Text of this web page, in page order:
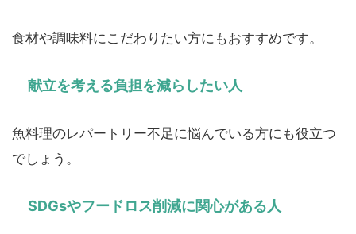
食材や調味料にこだわりたい方にもおすすめです。
献立を考える負担を減らしたい人
魚料理のレパートリー不足に悩んでいる方にも役立つ
でしょう。
SDGsやフードロス削減に関心がある人